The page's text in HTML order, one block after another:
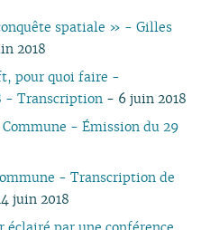
08
07
06
05
01
08
06
05
01
08
06
05
01
08
05
01
09
06
02
06
10
09
08
03
10
09
08
07
03
02
01
10
spatiale » - Gilles
2018
pour quoi faire -
- Transcription- 6 juin 2018
- Émission du 29
- Transcription de
juin 2018